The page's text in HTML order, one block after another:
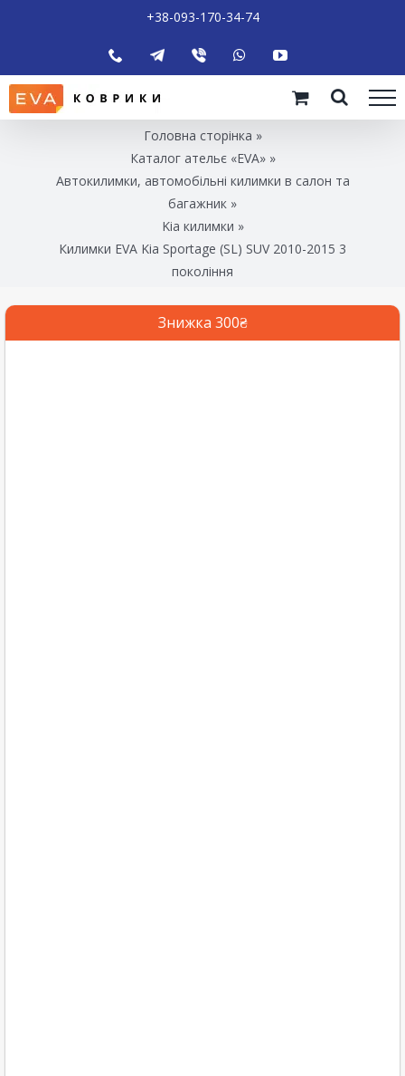
+38-093-170-34-74
Головна сторінка »
Каталог ательє «EVA»»
Автокилимки, автомобільні килимки в салон та
багажник »
Kia килимки »
Килимки EVA Kia Sportage (SL) SUV 2010-2015 3
покоління
Знижка 300₴